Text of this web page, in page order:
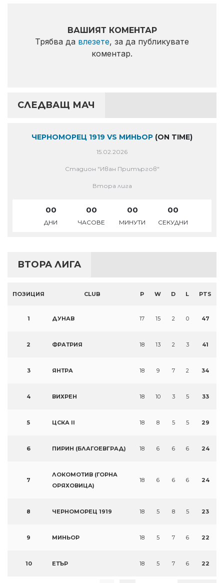
ВАШИЯТ КОМЕНТАР
Трябва да влезете, за да публикувате
коментар.
СЛЕДВАЩ МАЧ
ЧЕРНОМОРЕЦ 1919 VS МИНЬОР (ON TIME)
15.02.2026
Стадион "Иван Притъргов"
Втора лига
00
ДНИ
00
ЧАСОВЕ
00
МИНУТИ
00
СЕКУДНИ
ВТОРА ЛИГА
ПОЗИЦИЯ CLUB P W D L PTS
1 ДУНАВ 17 15 2 0 47
2 ФРАТРИЯ 18 13 2 3 41
3 ЯНТРА 18 9 7 2 34
4 ВИХРЕН 18 10 3 5 33
5 ЦСКА II 18 8 5 5 29
6 ПИРИН (БЛАГОЕВГРАД) 18 6 6 6 24
7
ЛОКОМОТИВ (ГОРНА
ОРЯХОВИЦА)
18 6 6 6 24
8 ЧЕРНОМОРЕЦ 1919 18 5 8 5 23
9 МИНЬОР 18 5 7 6 22
10 ЕТЪР 18 5 7 6 22